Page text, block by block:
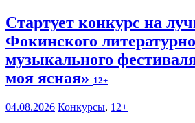
Стартует конкурс на
Фокинского
музыкального
моя ясная» 12+
04.08.2026 Конкурсы, 12+